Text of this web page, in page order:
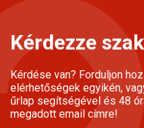
Kérdezze
Kérdése van? Forduljon
elérhetőségek egyikén,
űrlap segítségével és 48
megadott email címre!